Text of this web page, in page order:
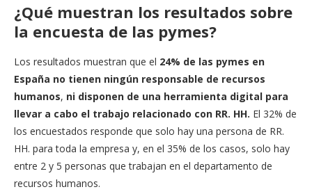
¿Qué muestran los resultados sobre
la encuesta de las pymes?
Los resultados muestran que el 24% de las pymes en
España no tienen ningún responsable de recursos
humanos, ni disponen de una herramienta digital para
llevar a cabo el trabajo relacionado con RR. HH. El 32% de
los encuestados responde que solo hay una persona de RR.
HH. para toda la empresa y, en el 35% de los casos, solo hay
entre 2 y 5 personas que trabajan en el departamento de
recursos humanos.